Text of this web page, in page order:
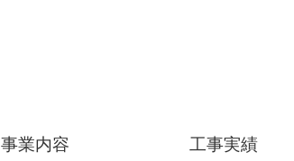
事業内容 工事実績